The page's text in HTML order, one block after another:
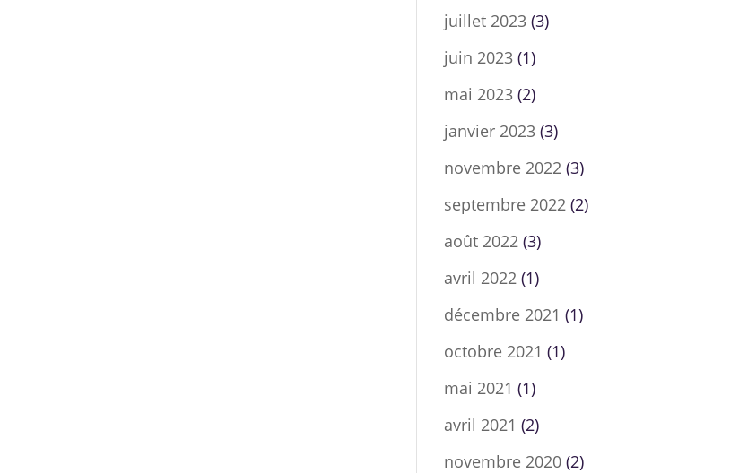
juillet 2023 (3)
juin 2023 (1)
mai 2023 (2)
janvier 2023 (3)
novembre 2022 (3)
septembre 2022 (2)
août 2022 (3)
avril 2022 (1)
décembre 2021 (1)
octobre 2021 (1)
mai 2021 (1)
avril 2021 (2)
novembre 2020 (2)